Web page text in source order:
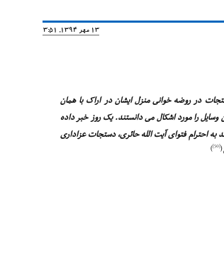
13 مهر 1394, 13:51
در روضه خوانى منزل ایشان در اراک با همان
وسایل را مورد اشکال مى دانستند. یک روز خبر داده
احترام فتواى آیت الله حائرى، دستجات عزادارى
(
[50]
)